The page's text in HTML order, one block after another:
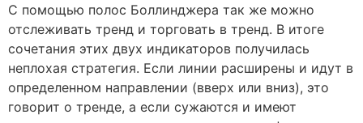
С помощью полос Боллинджера так же можно
отслеживать тренд и торговать в тренд. В итоге
сочетания этих двух индикаторов получилась
неплохая стратегия. Если линии расширены и идут в
определенном направлении (вверх или вниз), это
говорит о тренде, а если сужаются и имеют